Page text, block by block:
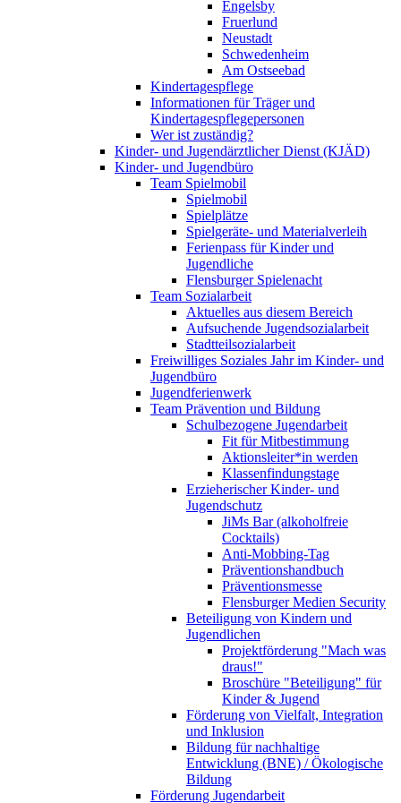
Engelsby
Fruerlund
Neustadt
Schwedenheim
Am Ostseebad
Kindertagespflege
Informationen für Träger und
Kindertagespflegepersonen
Wer ist zuständig?
Kinder- und Jugendärztlicher Dienst (KJÄD)
Kinder- und Jugendbüro
Team Spielmobil
Spielmobil
Spielplätze
Spielgeräte- und Materialverleih
Ferienpass für Kinder und
Jugendliche
Flensburger Spielenacht
Team Sozialarbeit
Aktuelles aus diesem Bereich
Aufsuchende Jugendsozialarbeit
Stadtteilsozialarbeit
Freiwilliges Soziales Jahr im Kinder- und
Jugendbüro
Jugendferienwerk
Team Prävention und Bildung
Schulbezogene Jugendarbeit
Fit für Mitbestimmung
Aktionsleiter*in werden
Klassenfindungstage
Erzieherischer Kinder- und
Jugendschutz
JiMs Bar (alkoholfreie
Cocktails)
Anti-Mobbing-Tag
Präventionshandbuch
Präventionsmesse
Flensburger Medien Security
Beteiligung von Kindern und
Jugendlichen
Projektförderung "Mach was
draus!"
Broschüre "Beteiligung" für
Kinder & Jugend
Förderung von Vielfalt, Integration
und Inklusion
Bildung für nachhaltige
Entwicklung (BNE) / Ökologische
Bildung
Förderung Jugendarbeit